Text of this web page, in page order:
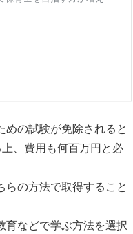
の試験が免除されると
、費用も何百万円と必
の方法で取得すること
育などで学ぶ方法を選択